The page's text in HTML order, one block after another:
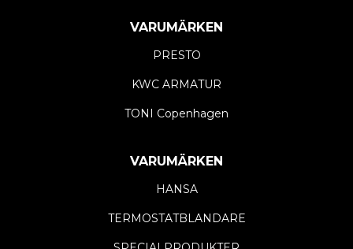
VARUMÄRKEN
PRESTO
KWC ARMATUR
TONI Copenhagen
VARUMÄRKEN
HANSA
TERMOSTATBLANDARE